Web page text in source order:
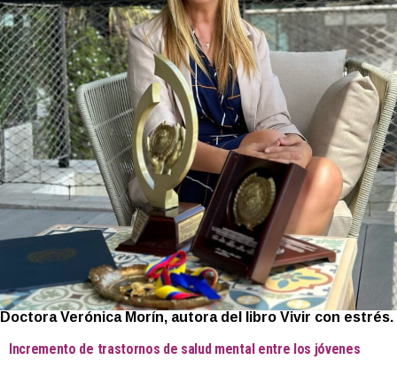
Doctora Verónica Morín, autora del libro Vivir con estrés.
Incremento de trastornos de salud mental entre los jóvenes